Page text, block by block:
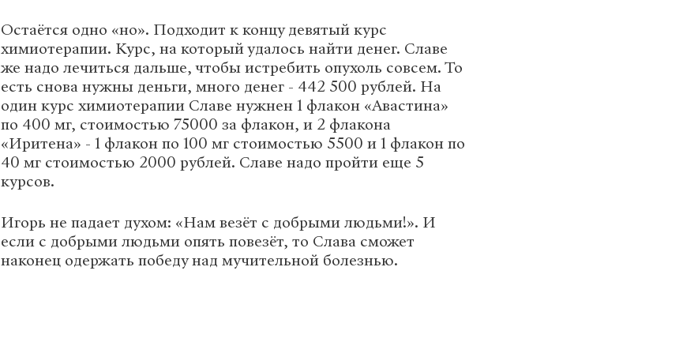
Остаётся одно «но». Подходит к концу девятый курс
химиотерапии. Курс, на который удалось найти денег. Славе
же надо лечиться дальше, чтобы истребить опухоль совсем. То
есть снова нужны деньги, много денег - 442 500 рублей. На
один курс химиотерапии Славе нужнен 1 флакон «Авастина»
по 400 мг, стоимостью 75000 за флакон, и 2 флакона
«Иритена» - 1 флакон по 100 мг стоимостью 5500 и 1 флакон по
40 мг стоимостью 2000 рублей. Славе надо пройти еще 5
курсов.
Игорь не падает духом: «Нам везёт с добрыми людьми!». И
если с добрыми людьми опять повезёт, то Слава сможет
наконец одержать победу над мучительной болезнью.